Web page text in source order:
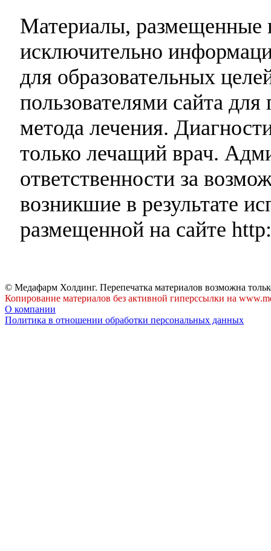
Материалы, размещенные
исключительно
для образовательных
пользователями сайта
метода лечения.
только лечащий врач.
ответственности за
возникшие в результате
размещенной на сайте
© Медафарм Холдинг. Перепечатка материалов возможна
Копирование материалов без активной гиперссылки на
О компании
Политика в отношении обработки персональных данных